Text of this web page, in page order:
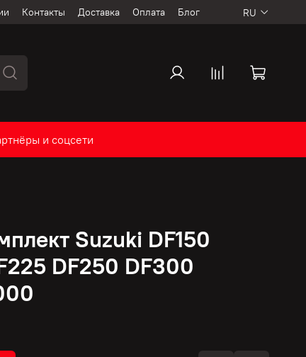
Контакты Доставка Оплата Блог RU
и соцсети
Suzuki DF150
DF250 DF300